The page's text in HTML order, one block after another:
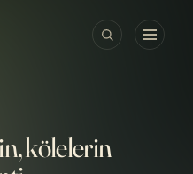
kölelerin